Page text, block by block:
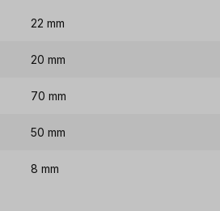
22 mm
20 mm
70 mm
50 mm
8 mm